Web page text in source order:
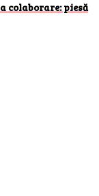
colaborare: piesă